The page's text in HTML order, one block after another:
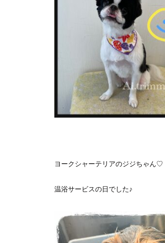
ヨークシャーテリアのジジちゃん♡
温浴サービスの日でした♪